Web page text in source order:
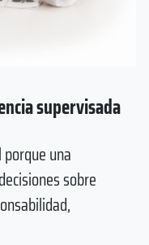
supervisada
una
sobre